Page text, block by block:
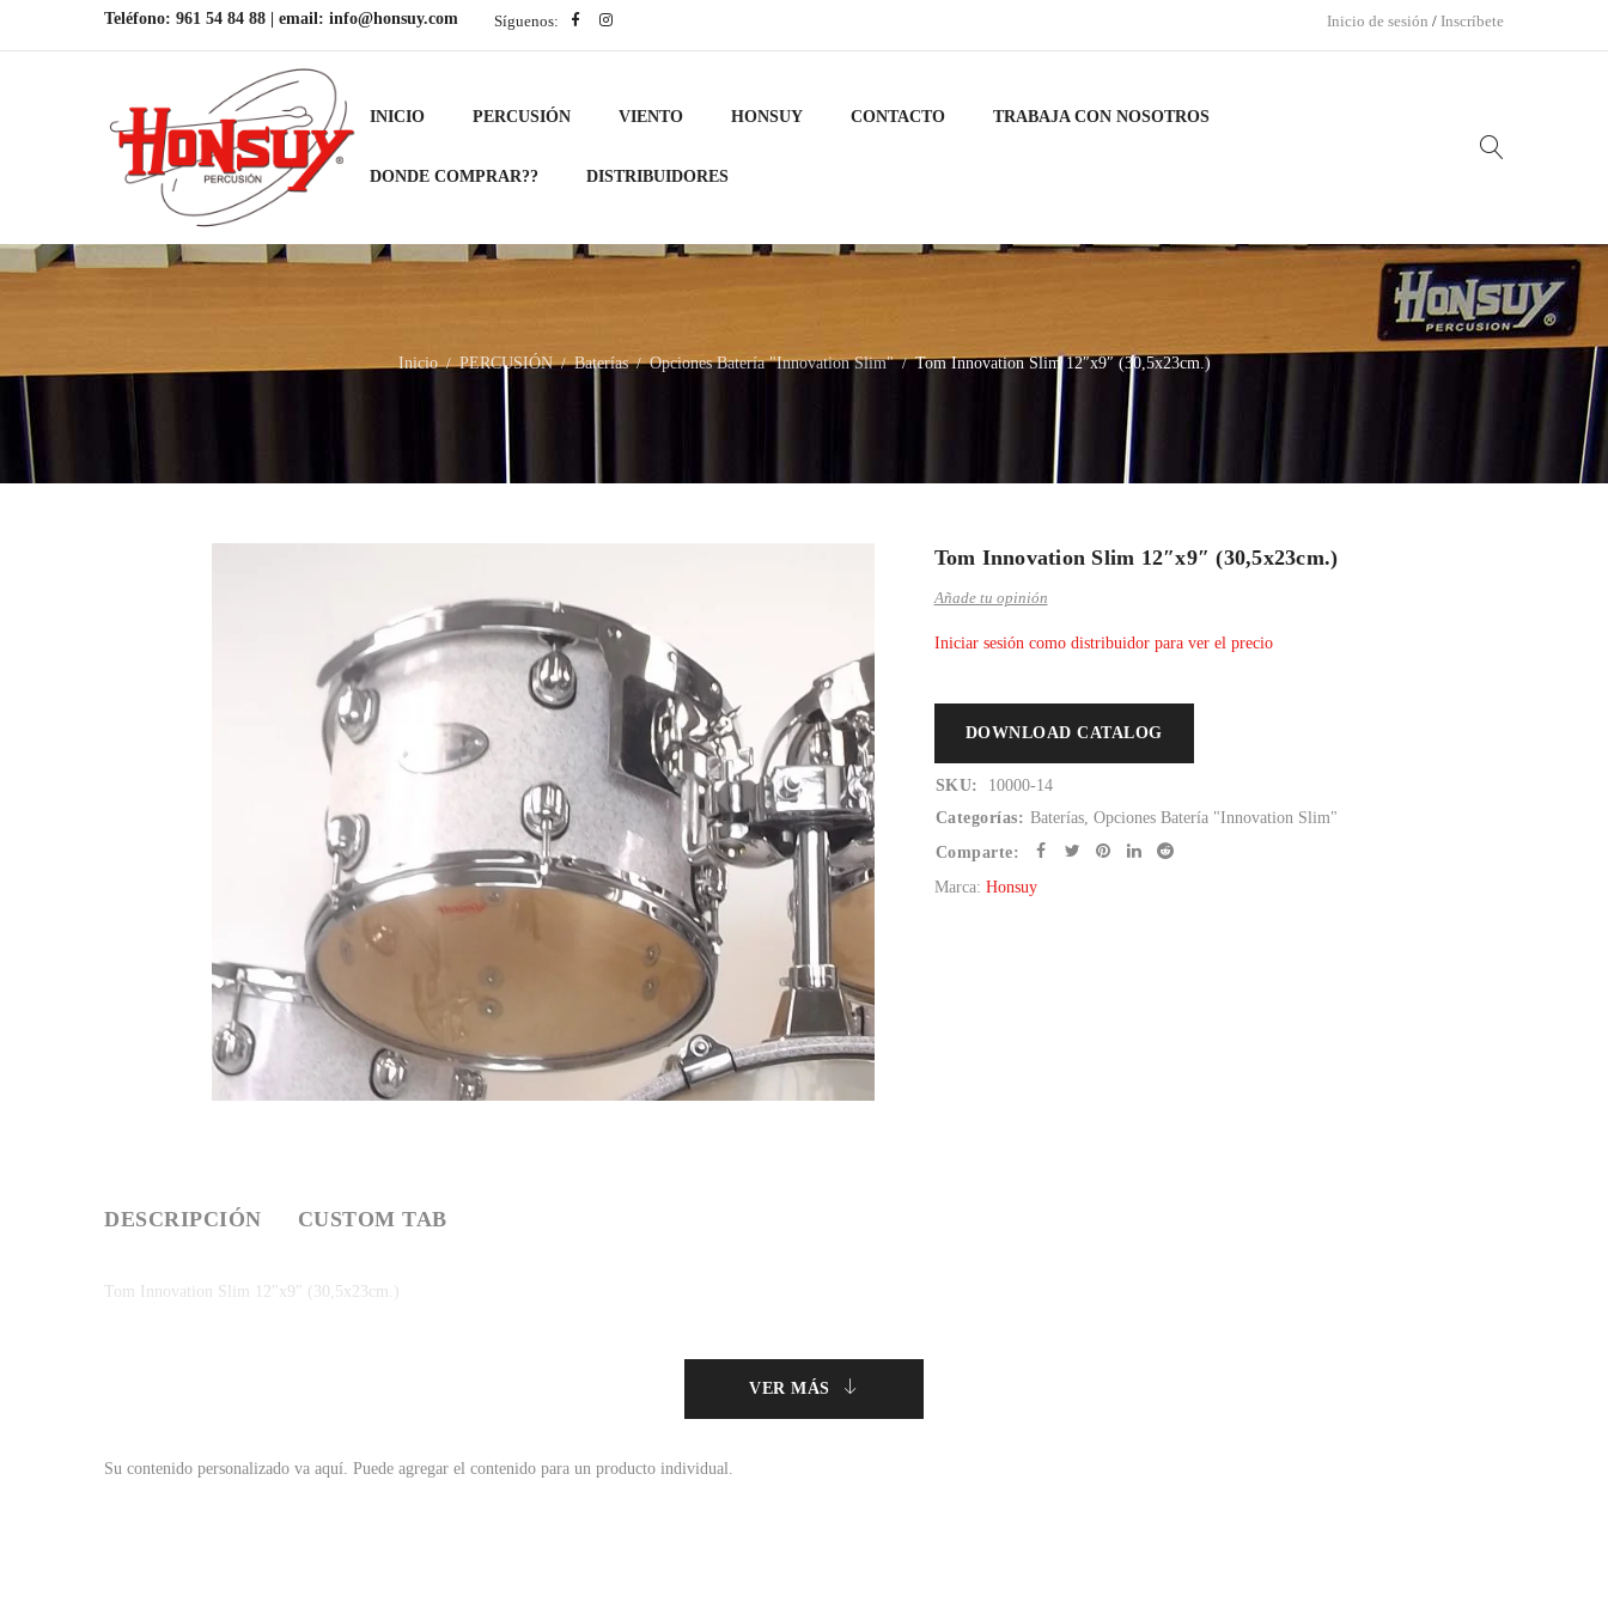
Teléfono: 961 54 84 88 | email: info@honsuy.com Síguenos: Inicio de sesión / Inscríbete
INICIO PERCUSIÓN VIENTO HONSUY CONTACTO TRABAJA CON NOSOTROS
DONDE COMPRAR?? DISTRIBUIDORES
Inicio / PERCUSIÓN / Baterías / Opciones Batería "Innovation Slim" / Tom Innovation Slim 12″x9″ (30,5x23cm.)
Tom Innovation Slim 12″x9″ (30,5x23cm.)
Añade tu opinión
Iniciar sesión como distribuidor para ver el precio
DOWNLOAD CATALOG
SKU:
10000-14
Categorías: Baterías, Opciones Batería "Innovation Slim"
Comparte:
Marca: Honsuy
DESCRIPCIÓN CUSTOM TAB
Tom Innovation Slim 12″x9″ (30,5x23cm.)
VER MÁS
Su contenido personalizado va aquí. Puede agregar el contenido para un producto individual.